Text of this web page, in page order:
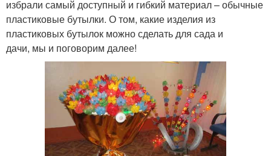
избрали самый доступный и гибкий материал – обычные
пластиковые бутылки. О том, какие изделия из
пластиковых бутылок можно сделать для сада и
дачи, мы и поговорим далее!